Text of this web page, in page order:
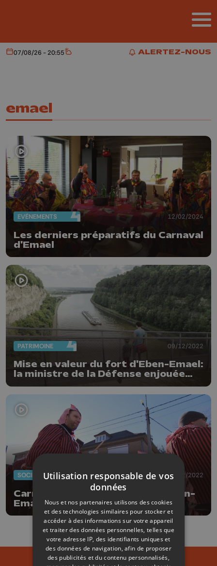
ALERTEZ-NOUS
ALERTEZ-NOUS
Aujourd'hui
07/08/26 - 20:55 Météo
emael
EVÈNEMENTS 12/02/2024
Les derniers préparatifs du Carnaval
d'Emael
PATRIMOINE 09/12/2022
Mise en valeur du fort d'Eben-Emael:
la ministre de la Défense enjouée
SOCIÉTÉ 27/02/2022
Carnaval : défilés musicaux à Eben-
Emael
Utilisation responsable de vos
données
Nous et nos partenaires utilisons des cookies
et des technologies similaires pour stocker et
accéder à des informations sur votre appareil
et traiter des données personnelles, telles que
votre adresse IP, des identifiants uniques et
des données de navigation, afin de proposer
des publicités et du contenu personnalisés,